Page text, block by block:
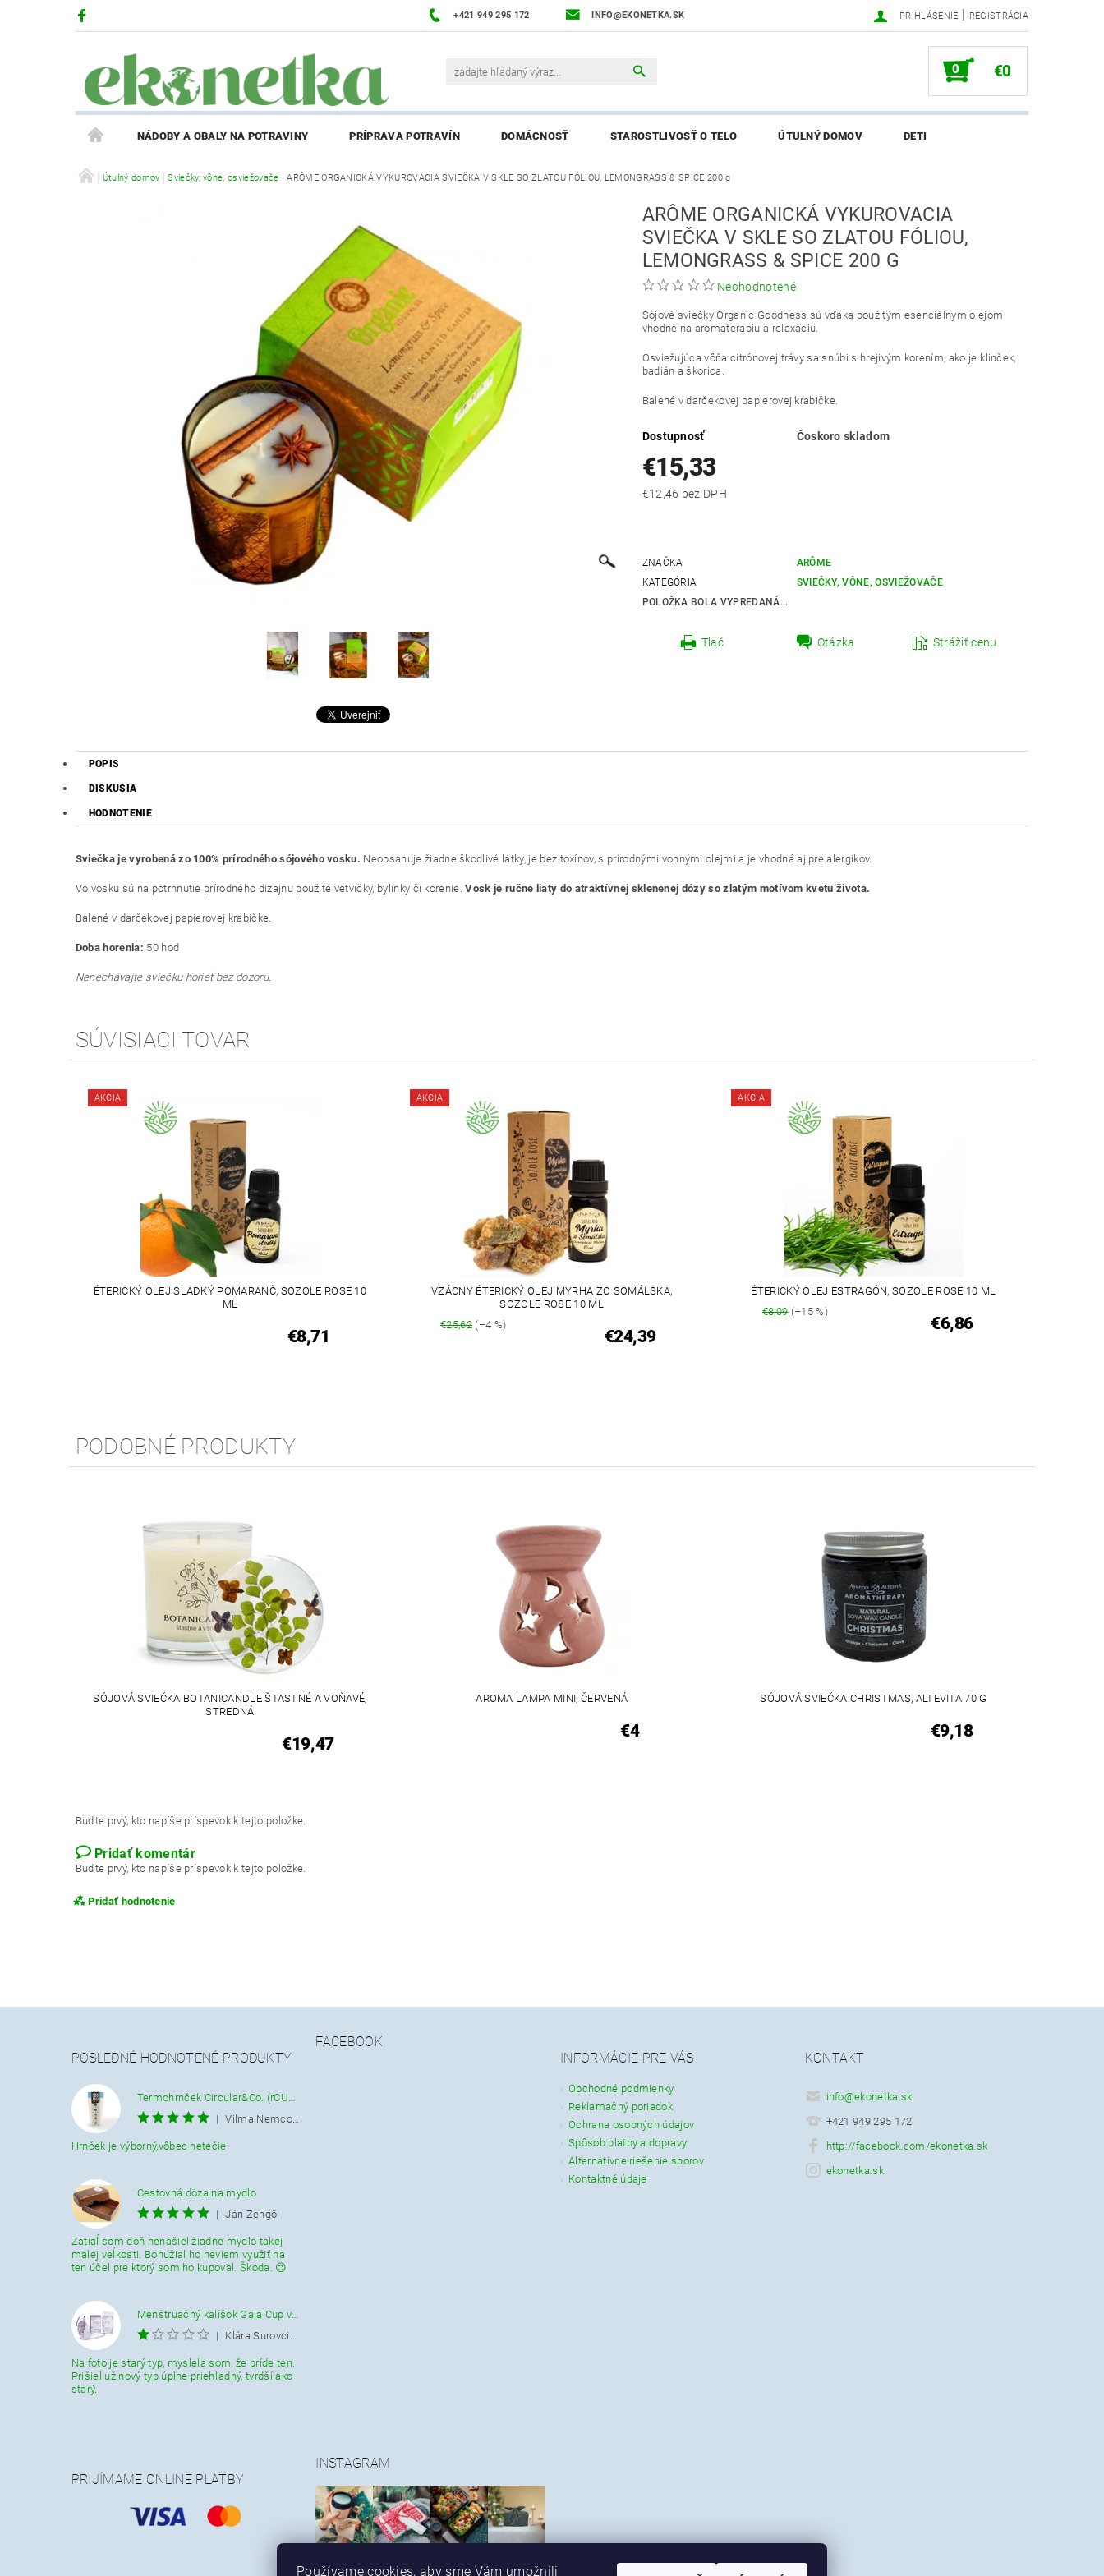
+421 949 295 172 INFO@EKONETKA.SK PRIHLÁSENIE | REGISTRÁCIA
0 €0
NÁDOBY A OBALY NA POTRAVINY PRÍPRAVA POTRAVÍN DOMÁCNOSŤ STAROSTLIVOSŤ O TELO ÚTULNÝ DOMOV DETI
PRODUKTY V ZĽAVE PRÍBEH EKONETKY NAPÍŠTE NÁM PREDÁVANÉ ZNAČKY BLOG NAPÍSALI O EKONETKE
Útulný domov Sviečky, vône, osviežovače ARÔME ORGANICKÁ VYKUROVACIA SVIEČKA V SKLE SO ZLATOU FÓLIOU, LEMONGRASS & SPICE 200 g
ARÔME ORGANICKÁ VYKUROVACIA
SVIEČKA V SKLE SO ZLATOU FÓLIOU,
LEMONGRASS & SPICE 200 G
Neohodnotené
Sójové sviečky Organic Goodness sú vďaka použitým esenciálnym olejom
vhodné na aromaterapiu a relaxáciu.
Osviežujúca vôňa citrónovej trávy sa snúbi s hrejivým korením, ako je klinček,
badián a škorica.
Balené v darčekovej papierovej krabičke.
Dostupnosť Čoskoro skladom
€15,33
€12,46 bez DPH
ZNAČKA
ARÔME
KATEGÓRIA
SVIEČKY, VÔNE, OSVIEŽOVAČE
POLOŽKA BOLA VYPREDANÁ...
Tlač Otázka Strážiť cenu
POPIS
DISKUSIA
HODNOTENIE
Sviečka je vyrobená zo 100% prírodného sójového vosku. Neobsahuje žiadne škodlivé látky, je bez toxínov, s prírodnými vonnými olejmi a je vhodná aj pre alergikov.
Vo vosku sú na potrhnutie prírodného dizajnu použité vetvičky, bylinky či korenie.Vosk je ručne liaty do atraktívnej sklenenej dózy so zlatým motívom kvetu života.
Balené v darčekovej papierovej krabičke.
Doba horenia: 50 hod
Nenechávajte sviečku horieť bez dozoru.
SÚVISIACI TOVAR
AKCIA
ÉTERICKÝ OLEJ SLADKÝ POMARANČ, SOZOLE ROSE 10
ML
€8,71
AKCIA
VZÁCNY ÉTERICKÝ OLEJ MYRHA ZO SOMÁLSKA,
SOZOLE ROSE 10 ML
€25,62(–4 %)
€24,39
AKCIA
ÉTERICKÝ OLEJ ESTRAGÓN, SOZOLE ROSE 10 ML
€8,09(–15 %)
€6,86
PODOBNÉ PRODUKTY
SÓJOVÁ SVIEČKA BOTANICANDLE ŠTASTNÉ A VOŇAVÉ,
STREDNÁ
€19,47
AROMA LAMPA MINI, ČERVENÁ
€4
SÓJOVÁ SVIEČKA CHRISTMAS, ALTEVITA 70 G
€9,18
Buďte prvý, kto napíše príspevok k tejto položke.
Pridať komentár
Buďte prvý, kto napíše príspevok k tejto položke.
Pridať hodnotenie
POSLEDNÉ HODNOTENÉ PRODUKTY
|
Vilma Nemcová
Hrnček je výborný,vôbec netečie
Cestovná dóza na mydlo
|
Ján Zengő
Zatiaĺ som doň nenašiel žiadne mydlo takej
malej veĺkosti. Bohužial ho neviem využiť na
ten účel pre ktorý som ho kupoval. Škoda. 😉
|
Klára Surovcikova
Na foto je starý typ, myslela som, že príde ten.
Prišiel už nový typ úplne priehľadný, tvrdší ako
starý.
FACEBOOK
INFORMÁCIE PRE VÁS
Obchodné podmienky
Reklamačný poriadok
Ochrana osobných údajov
Spôsob platby a dopravy
Alternatívne riešenie sporov
Kontaktné údaje
KONTAKT
info@ekonetka.sk
+421 949 295 172
http://facebook.com/ekonetka.sk
ekonetka.sk
PRIJÍMAME ONLINE PLATBY
INSTAGRAM
Používame cookies, aby sme Vám umožnili